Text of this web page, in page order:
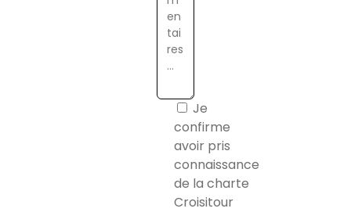
Je
confirme
avoir pris
connaissance
de la charte
Croisitour